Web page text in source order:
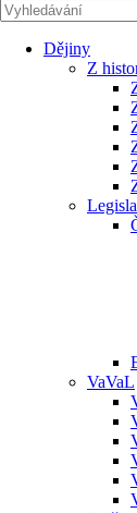
Dějiny
Z
VaVaL